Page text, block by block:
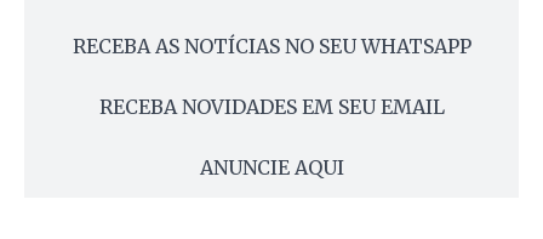
RECEBA AS NOTÍCIAS NO SEU WHATSAPP
RECEBA NOVIDADES EM SEU EMAIL
ANUNCIE AQUI